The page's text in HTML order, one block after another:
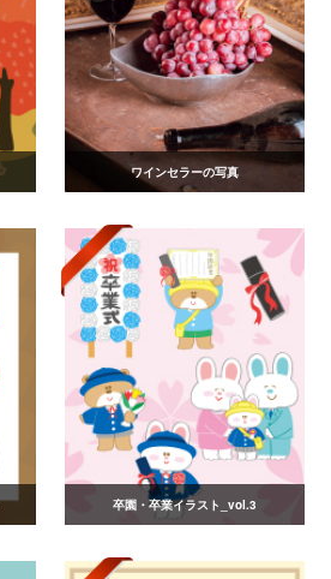
ワインセラーの写真
卒園・卒業イラスト_vol.3